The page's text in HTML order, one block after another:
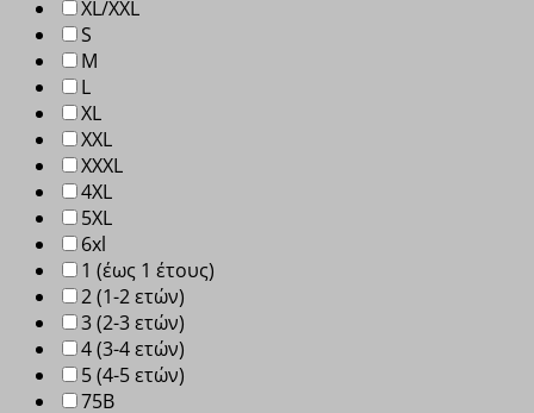
XL/XXL
S
M
L
XL
XXL
XXXL
4XL
5XL
6xl
1 (έως 1 έτους)
2 (1-2 ετών)
3 (2-3 ετών)
4 (3-4 ετών)
5 (4-5 ετών)
75B